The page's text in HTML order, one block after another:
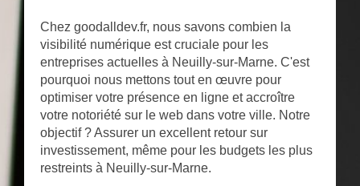
Chez goodalldev.fr, nous savons combien la
visibilité numérique est cruciale pour les
entreprises actuelles à Neuilly-sur-Marne. C'est
pourquoi nous mettons tout en œuvre pour
optimiser votre présence en ligne et accroître
votre notoriété sur le web dans votre ville. Notre
objectif ? Assurer un excellent retour sur
investissement, même pour les budgets les plus
restreints à Neuilly-sur-Marne.